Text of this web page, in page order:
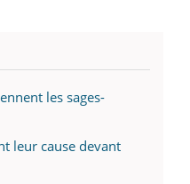
les sages-
leur cause devant